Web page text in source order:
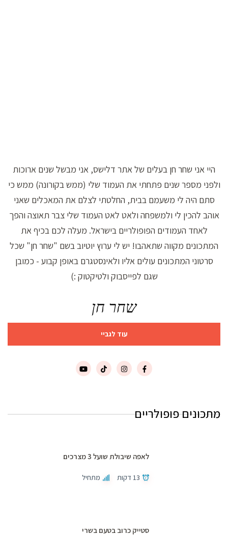
היי אני שחר חן בעלים של אתר דלישס, אני מבשל שנים ארוכות
ולפני מספר שנים פתחתי את העמוד שלי (ממש בקורונה) ממש כי
סתם היה לי משעמם בבית, החלטתי לצלם את המאכלים שאני
אוהב להכין לי ולמשפחה ולאט לאט העמוד שלי צבר תאוצה והפך
לאחד העמודים הפופולריים בישראל. מעלה לכם בכיף את
המתכונים מקווה שתאהבו! יש לי ערוץ יוטיוב בשם "שחר חן" שכל
סרטוני המתכונים עולים אליו ולאינסטגרם באופן קבוע - כמובן
שגם לפייסבוק ולטיקטוק :)
שחר חן
עוד לגביי
מתכונים פופולריים
לאפה שיבולת שועל 3 מצרכים
13 דקות מתחיל
סטייק כרוב בטעם בשרי